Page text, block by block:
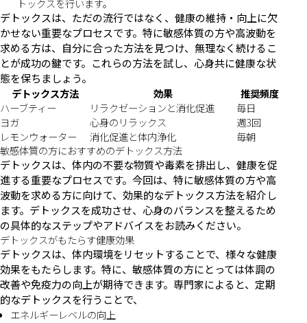
トックスを行います。
デトックスは、ただの流行ではなく、健康の維持・向上に欠
かせない重要なプロセスです。特に敏感体質の方や高波動を
求める方は、自分に合った方法を見つけ、無理なく続けるこ
とが成功の鍵です。これらの方法を試し、心身共に健康な状
態を保ちましょう。
デトックス方法
効果
推奨頻度
ハーブティー
リラクゼーションと消化促進
毎日
ヨガ
心身のリラックス
週3回
レモンウォーター
消化促進と体内浄化
毎朝
敏感体質の方におすすめのデトックス方法
デトックスは、体内の不要な物質や毒素を排出し、健康を促
進する重要なプロセスです。今回は、特に敏感体質の方や高
波動を求める方に向けて、効果的なデトックス方法を紹介し
ます。デトックスを成功させ、心身のバランスを整えるため
の具体的なステップやアドバイスをお読みください。
デトックスがもたらす健康効果
デトックスは、体内環境をリセットすることで、様々な健康
効果をもたらします。特に、敏感体質の方にとっては体調の
改善や免疫力の向上が期待できます。専門家によると、定期
的なデトックスを行うことで、
エネルギーレベルの向上